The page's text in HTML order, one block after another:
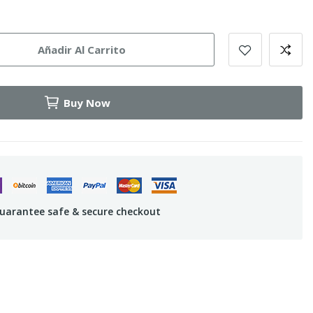
Añadir Al Carrito
Buy Now
safe & secure checkout